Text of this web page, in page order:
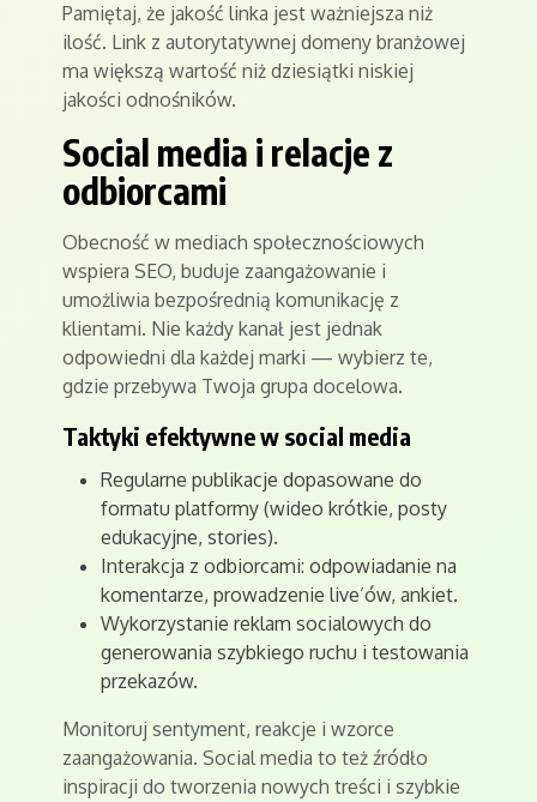
Pamiętaj, że jakość linka jest ważniejsza niż
ilość. Link z autorytatywnej domeny branżowej
ma większą wartość niż dziesiątki niskiej
jakości odnośników.
Social media i relacje z
odbiorcami
Obecność w mediach społecznościowych
wspiera SEO, buduje zaangażowanie i
umożliwia bezpośrednią komunikację z
klientami. Nie każdy kanał jest jednak
odpowiedni dla każdej marki — wybierz te,
gdzie przebywa Twoja grupa docelowa.
Taktyki efektywne w social media
Regularne publikacje dopasowane do
formatu platformy (wideo krótkie, posty
edukacyjne, stories).
Interakcja z odbiorcami: odpowiadanie na
komentarze, prowadzenie live’ów, ankiet.
Wykorzystanie reklam socialowych do
generowania szybkiego ruchu i testowania
przekazów.
Monitoruj sentyment, reakcje i wzorce
zaangażowania. Social media to też źródło
inspiracji do tworzenia nowych treści i szybkie